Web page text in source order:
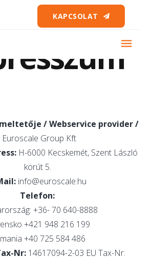
KAPCSOLAT
/ Webservice provider /
Euroscale Group Kft
H-6000 Kecskemét, Szent László
körút 5.
info@euroscale.hu
Telefon:
+36- 70 640-8888
+421 948 216 199
+40 725 584 486
Nr:14617094-2-03 EU Tax-Nr.